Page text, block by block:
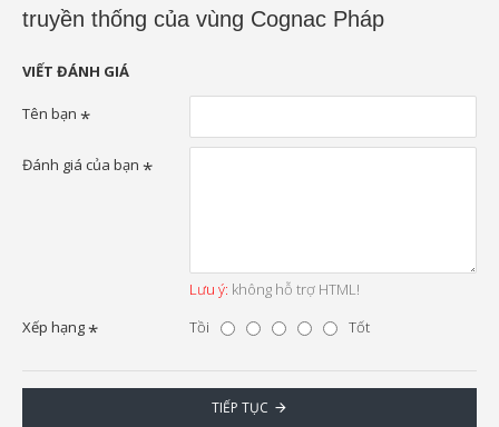
truyền thống của vùng Cognac Pháp
VIẾT ĐÁNH GIÁ
Tên bạn
Đánh giá của bạn
Lưu ý: không hỗ trợ HTML!
Xếp hạng
Tồi Tốt
TIẾP TỤC